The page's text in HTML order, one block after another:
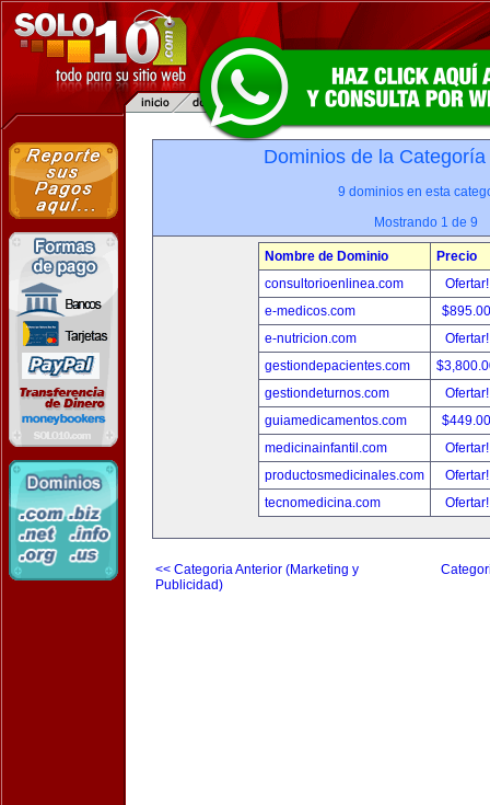
Dominios de la
9 dominios en esta
Mostrando 1 de 9
Nombre de Dominio
Precio
consultorioenlinea.com
e-medicos.com
e-nutricion.com
gestiondepacientes.com
gestiondeturnos.com
guiamedicamentos.com
medicinainfantil.com
productosmedicinales.com
tecnomedicina.com
<< Categoria Anterior (Marketing y
Publicidad)